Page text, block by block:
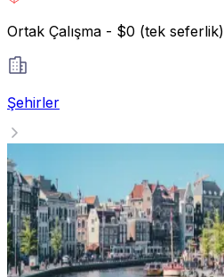
Ortak Çalışma - $0 (tek seferlik)
Şehirler